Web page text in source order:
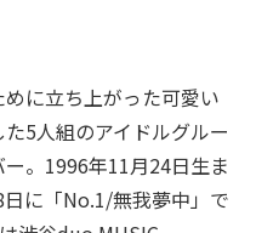
めに立ち上がった可愛い
5人組のアイドルグルー
。1996年11月24日生ま
に「No.1/無我夢中」で